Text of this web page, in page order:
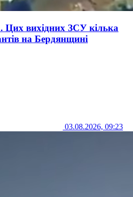
Цих вихідних ЗСУ кілька
на Бердянщині
03.08.2026, 09:23